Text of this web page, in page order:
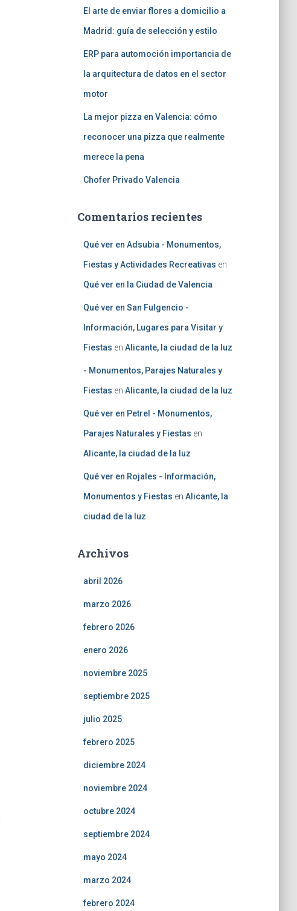
El arte de enviar flores a domicilio a
Madrid: guía de selección y estilo
ERP para automoción importancia de
la arquitectura de datos en el sector
motor
La mejor pizza en Valencia: cómo
reconocer una pizza que realmente
merece la pena
Chofer Privado Valencia
Comentarios recientes
Qué ver en Adsubia - Monumentos,
Fiestas y Actividades Recreativas en
Qué ver en la Ciudad de Valencia
Qué ver en San Fulgencio -
Información, Lugares para Visitar y
Fiestas en Alicante, la ciudad de la luz
- Monumentos, Parajes Naturales y
Fiestas en Alicante, la ciudad de la luz
Qué ver en Petrel - Monumentos,
Parajes Naturales y Fiestas en
Alicante, la ciudad de la luz
Qué ver en Rojales - Información,
Monumentos y Fiestas en Alicante, la
ciudad de la luz
Archivos
abril 2026
marzo 2026
febrero 2026
enero 2026
noviembre 2025
septiembre 2025
julio 2025
febrero 2025
diciembre 2024
noviembre 2024
octubre 2024
septiembre 2024
mayo 2024
marzo 2024
febrero 2024